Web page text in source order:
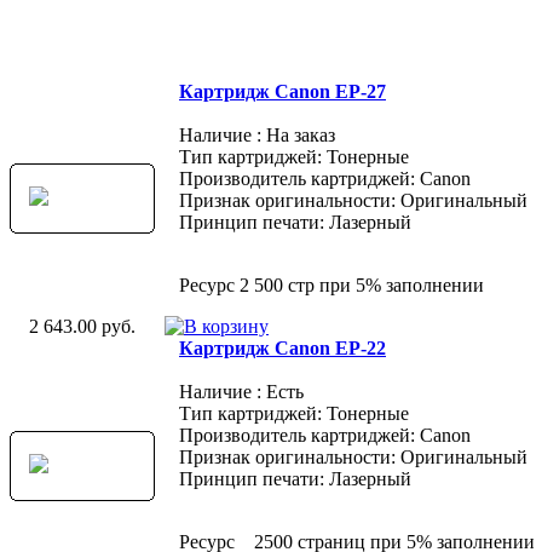
Картридж Canon EP-27
Наличие : На заказ
Тип картриджей: Тонерные
Производитель картриджей: Canon
Признак оригинальности: Оригинальный
Принцип печати: Лазерный
Ресурс 2 500 стр при 5% заполнении
2 643.00 руб.
Картридж Canon EP-22
Наличие : Есть
Тип картриджей: Тонерные
Производитель картриджей: Canon
Признак оригинальности: Оригинальный
Принцип печати: Лазерный
Ресурс 2500 страниц при 5% заполнении